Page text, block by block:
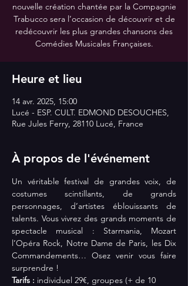
nouvelle création chantée par la Compagnie
Trabucco sera l’occasion de découvrir et de
redécouvrir les plus grandes chansons des
Comédies Musicales Françaises.
Heure et lieu
14 avr. 2025, 15:00
Lucé - ESP. CULT. EDMOND DESOUCHES,
Rue Jules Ferry, 28110 Lucé, France
À propos de l'événement
Un véritable festival de grandes voix, de
costumes scintillants, de grands
personnages, d’artistes éblouissants de
talents. Vous vivrez des grands moments de
spectacle musical : Starmania, Mozart
l’Opéra Rock, Notre Dame de Paris, les Dix
Commandements… Osez venir vous faire
surprendre !
Tarifs : individuel 29€, groupes (+ de 10